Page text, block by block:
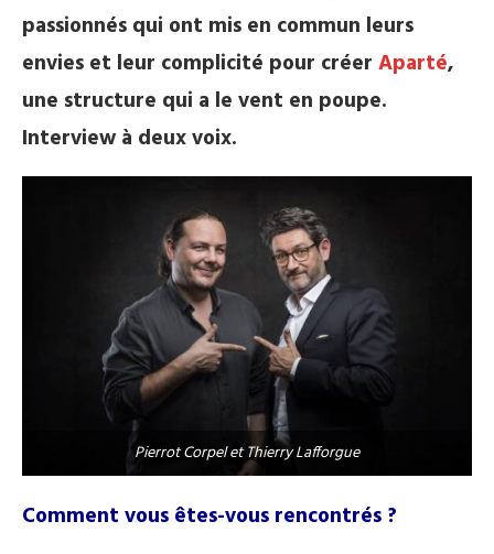
passionnés qui ont mis en commun leurs
envies et leur complicité pour créer Aparté,
une structure qui a le vent en poupe.
Interview à deux voix.
Pierrot Corpel et Thierry Lafforgue
Comment vous êtes-vous rencontrés ?